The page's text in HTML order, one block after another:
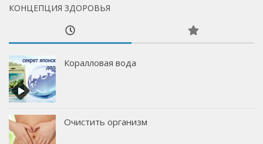
КОНЦЕПЦИЯ ЗДОРОВЬЯ
Коралловая вода
Очистить организм